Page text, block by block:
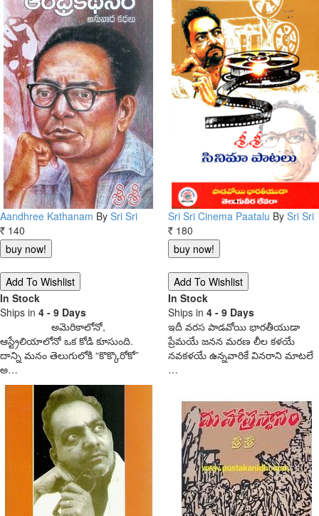
Aandhree Kathanam By Sri Sri
Rs. 140
In Stock
Ships in 4 - 9 Days
అమెరికాలోనో,
ఆస్ట్రేలియాలోనో ఒక కోడి కూసుంది.
దాన్ని మనం తెలుగులోకి “కొక్కొరోకో”
అ…
Sri Sri Cinema Paatalu By Sri Sri
Rs. 180
In Stock
Ships in 4 - 9 Days
ఇదీ వరస పాడవోయి భారతీయుడా
ప్రేమయే జనన మరణ లీల కళయే
నవకళయే ఉన్నవారికే వినరాని మాటలే
…